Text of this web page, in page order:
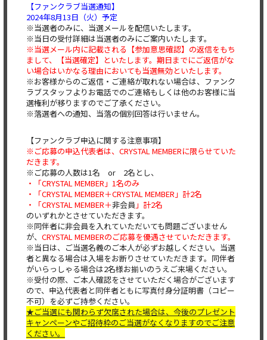
【ファンクラブ当選通知】
2024年8月13日（火）予定
※当選者のみに、当選メールを配信いたします。
※当日の受付詳細は当選者のみにご案内いたします。
※当選メール内に記載される【参加意思確認】の返信をもち
まして、【当選確定】といたします。期日までにご返信がな
い場合はいかなる理由においても当選無効といたします。
※お客様からのご返信・ご連絡が取れない場合は、ファンク
ラブスタッフよりお電話でのご連絡もしくは他のお客様に当
選権利が移りますのでご了承ください。
※落選者への通知、当落の個別回答は行いません。
【ファンクラブ申込に関する注意事項】
※ご応募の申込代表者は、CRYSTAL MEMBERに限らせていた
だきます。
※ご応募の人数は1名 or 2名とし、
・「CRYSTAL MEMBER」1名のみ
・「CRYSTAL MEMBER＋CRYSTAL MEMBER」計2名
・「CRYSTAL MEMBER＋非会員 」計2名
のいずれかとさせていただきます。
※同伴者に非会員を入れていただいても問題ございません
が、 CRYSTAL MEMBERのご応募を優遇させていただきます。
※当日は、ご当選名義のご本人が必ずお越しください。当選
者と異なる場合は入場をお断りさせていただきます。同伴者
がいらっしゃる場合は2名様お揃いのうえご来場ください。
※受付の際、ご本人確認をさせていただく場合がございます
ので、申込代表者と同伴者ともに写真付身分証明書（コピー
不可）を必ずご持参ください。
★ご当選にも関わらず欠席された場合は、今後のプレゼント
キャンペーンやご招待枠のご当選がなくなりますのでご注意
ください。